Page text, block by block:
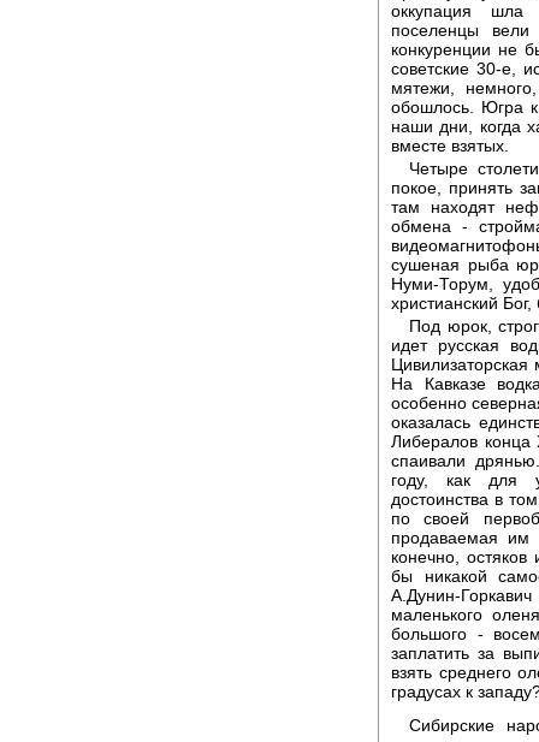
оккупация шла
поселенцы вели
конкуренции не
советские 30-е,
мятежи,
обошлось. Югра
наши дни, когда
вместе взятых.
Четыре
покое, принять
там находят
обмена -
сушеная рыба
Нуми-Торум,
христианский
Под юрок,
идет русская
На Кавказе
особенно
оказалась
Либералов конца
спаивали
году, как для
достоинства в
по своей
продаваемая им
конечно,
бы никакой
А.Дунин-
маленького
большого -
заплатить за
взять среднего
градусах к
Сибирские